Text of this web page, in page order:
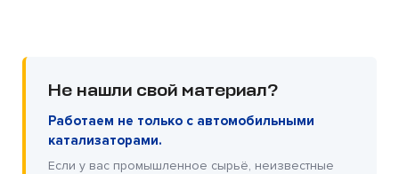
Не нашли свой материал?
Работаем не только с автомобильными
катализаторами.
Если у вас промышленное сырьё, неизвестные